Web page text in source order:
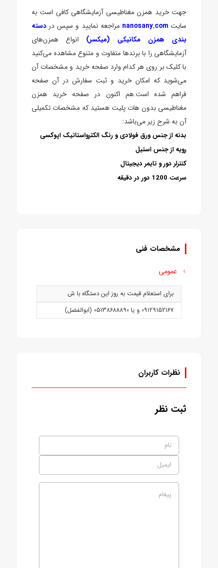
جهت خرید همزن مغناطیسی آزمایشگاهی کافی است به
سایت nanosany.com مراجعه نمایید و سپس در دسته
بندی همزن مکانیکی (میکسر)
انواع همزن‌های
آزمایشگاهی را با برندها متفاوت و متنوع مشاهده می‌کنید
با کلیک بر روی هر کدام وارد صفحه خرید و مشخصات آن
می‌شوید که امکان خرید و ثبت سفارش در آن صفحه
فراهم شده است.هم اکنون در صفحه خرید همزن
مغناطیسی بدون هات پلیت هستید که مشخصات تکمیلی
آن به شرح زیر می‌باشد:
بدنه از جنس ورق فولادی و رنگ الکترواستاتیک اپوکسی
رویه از جنس استیل
کنترلر دور و تایمر دیجیتال
سرعت 1200 دور در دقیقه
مشخصات فنی
عمومی
برای استعلام قیمت به روز این دستگاه با ش
09129152167 و يا 05138688890 (ابوالفضل)
نظرات کاربران
ثبت نظر